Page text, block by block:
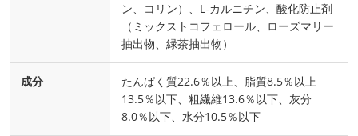
ン、コリン）、L-カルニチン、酸化防止剤
（ミックストコフェロール、ローズマリー
抽出物、緑茶抽出物）
成分
たんぱく質22.6％以上、脂質8.5％以上
13.5％以下、粗繊維13.6％以下、灰分
8.0％以下、水分10.5％以下